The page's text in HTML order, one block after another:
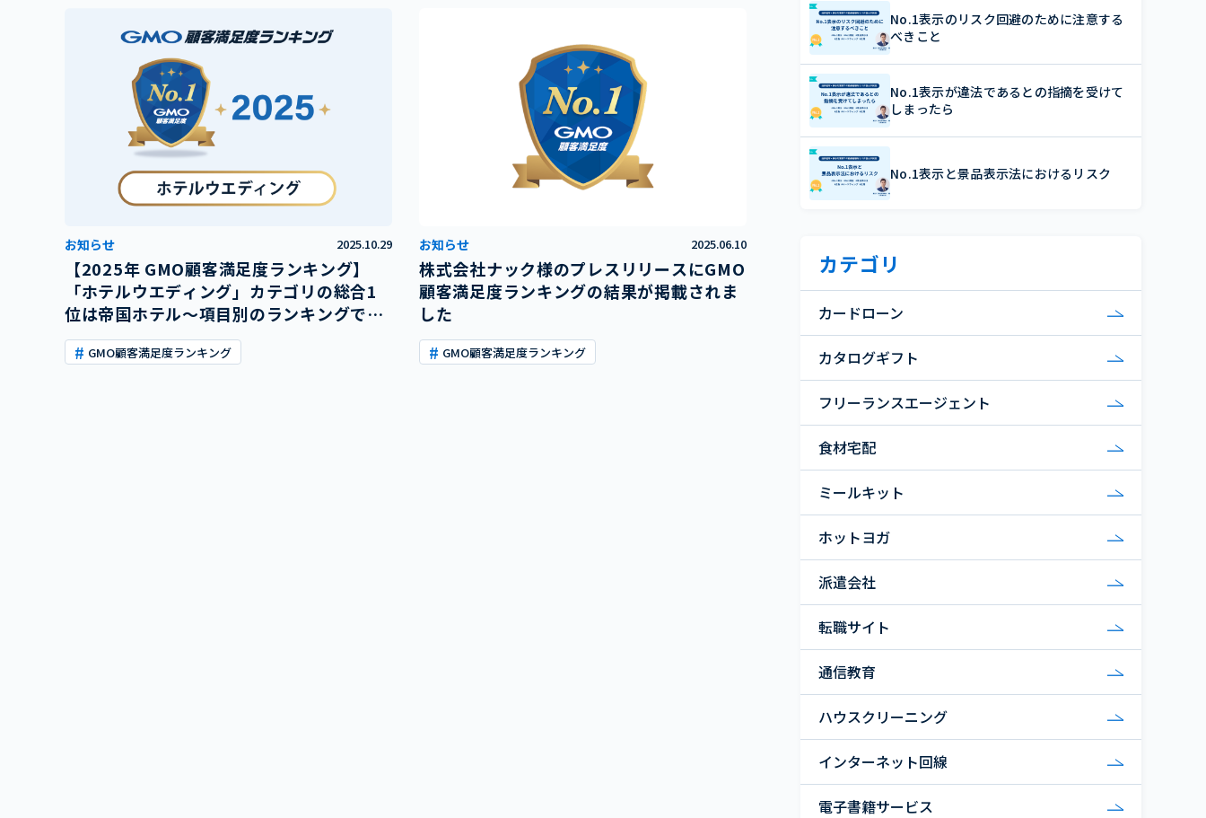
お知らせ 2025.10.29
【2025年 GMO顧客満足度ランキング】
「ホテルウエディング」カテゴリの総合1
位は帝国ホテル～項目別のランキングでも
全項目で首位に輝き、圧倒的1位を示す～
GMO顧客満足度ランキング
お知らせ 2025.06.10
株式会社ナック様のプレスリリースにGMO
顧客満足度ランキングの結果が掲載されま
した
GMO顧客満足度ランキング
No.1表示のリスク回避のために注意する
べきこと
No.1表示が違法であるとの指摘を受けて
しまったら
No.1表示と景品表示法におけるリスク
カテゴリ
カードローン
カタログギフト
フリーランスエージェント
食材宅配
ミールキット
ホットヨガ
派遣会社
転職サイト
通信教育
ハウスクリーニング
インターネット回線
電子書籍サービス